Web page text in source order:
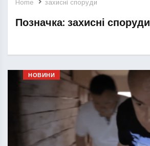
Home захисні споруди
Позначка: захисні споруди
НОВИНИ